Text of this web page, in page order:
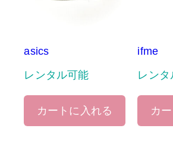
asics
レンタル可能
カートに入れる
ifme
レンタ
カ